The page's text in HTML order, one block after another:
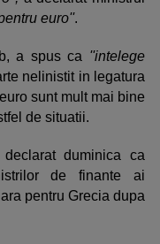
euro''.
a spus ca ''intelege
nelinistit in legatura
sunt mult mai bine
de situatii.
duminica ca
de finante ai
pentru Grecia dupa